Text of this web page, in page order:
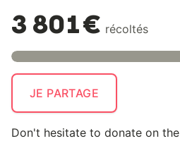
3 801€ récoltés
JE PARTAGE
Don't hesitate to donate on